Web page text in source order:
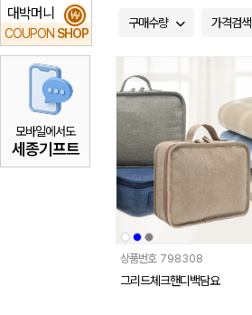
대박머니
COUPON SHOP
₩
모바일에서도
세종기프트
구매수량 가격검색
상품번호 798308
그리드체크핸디백담요